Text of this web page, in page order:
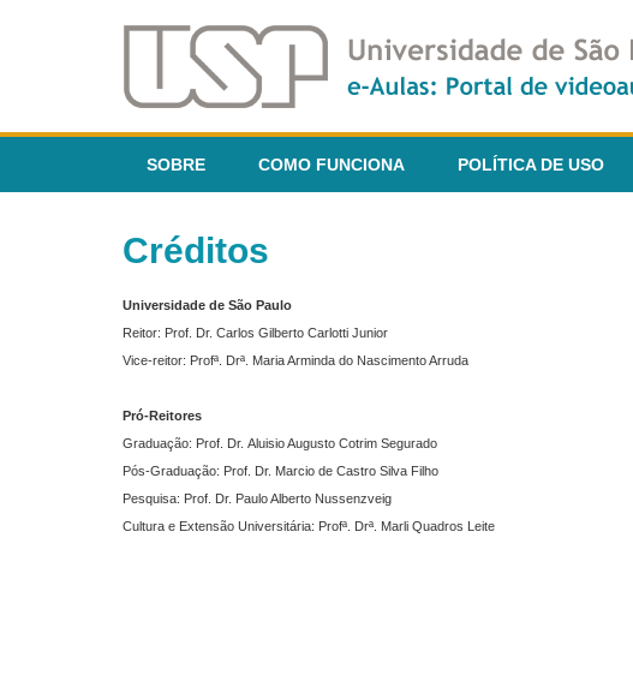
SOBRE COMO FUNCIONA POLÍTICA DE USO
Créditos
Universidade de São Paulo
Reitor: Prof. Dr. Carlos Gilberto Carlotti Junior
Vice-reitor: Profª. Drª. Maria Arminda do Nascimento Arruda
Pró-Reitores
Graduação: Prof. Dr. Aluisio Augusto Cotrim Segurado
Pós-Graduação: Prof. Dr. Marcio de Castro Silva Filho
Pesquisa: Prof. Dr. Paulo Alberto Nussenzveig
Cultura e Extensão Universitária: Profª. Drª. Marli Quadros Leite